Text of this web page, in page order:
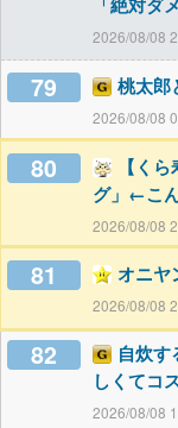
2026/08/08
79 桃太郎
2026/08/08
80
【く
グ」←こ
2026/08/08
81 オニヤ
2026/08/08
82
自炊
しくてコ
2026/08/08